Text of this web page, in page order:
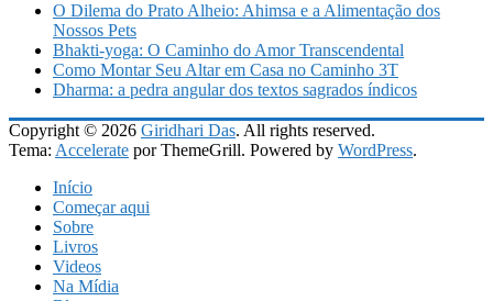
O Dilema do Prato Alheio: Ahimsa e a Alimentação dos
Nossos Pets
Bhakti-yoga: O Caminho do Amor Transcendental
Como Montar Seu Altar em Casa no Caminho 3T
Dharma: a pedra angular dos textos sagrados índicos
Copyright © 2026 Giridhari Das. All rights reserved.
Tema: Accelerate por ThemeGrill. Powered by WordPress.
Início
Começar aqui
Sobre
Livros
Videos
Na Mídia